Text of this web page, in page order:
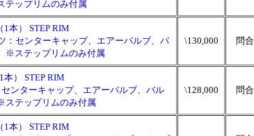
テップリムのみ付属
1本） STEP RIM
センターキャップ、エアーバルブ、バ
※ステップリムのみ付属
\130,000 問
本） STEP RIM
ターキャップ、エアーバルブ、バル
ステップリムのみ付属
\128,000 問
1本） STEP RIM